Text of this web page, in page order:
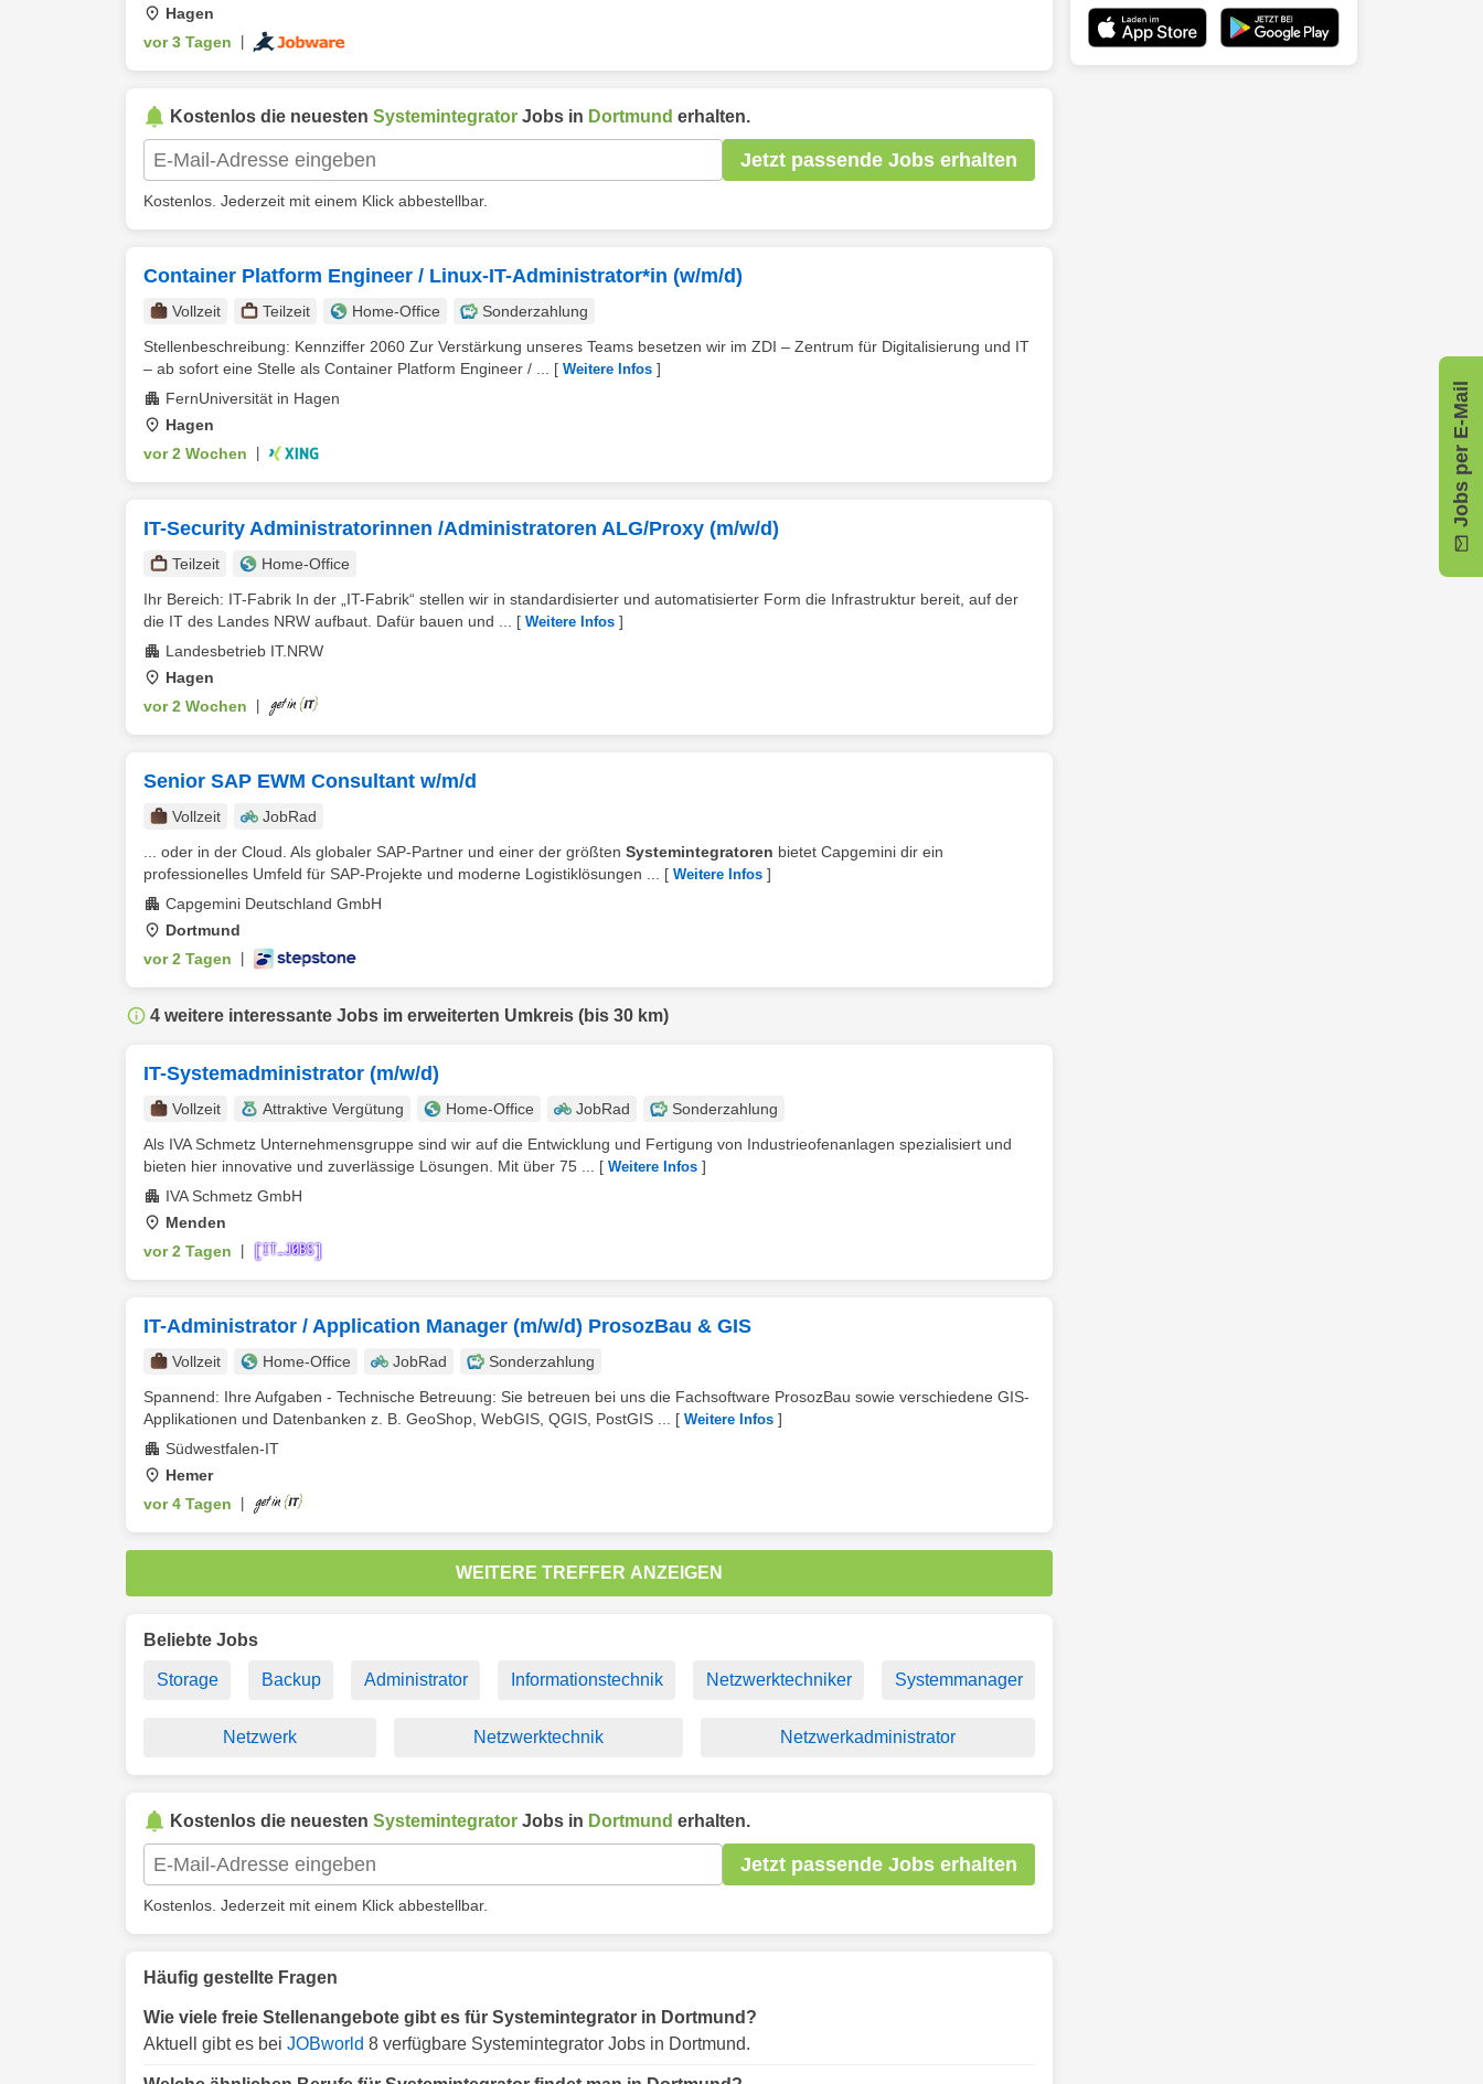
Hagen
vor 3 Tagen
Kostenlos die neuesten Systemintegrator Jobs in Dortmund erhalten.
Jetzt passende Jobs erhalten
Kostenlos. Jederzeit mit einem Klick abbestellbar.
Container Platform Engineer / Linux-IT-Administrator*in (w/m/d)
Vollzeit Teilzeit Home-Office
Sonderzahlung
Stellenbeschreibung: Kennziffer 2060 Zur Verstärkung unseres Teams besetzen wir im ZDI – Zentrum für Digitalisierung und IT
– ab sofort eine Stelle als Container Platform Engineer / ...
[ Weitere Infos ]
FernUniversität in Hagen
Hagen
vor 2 Wochen
IT-Security Administratorinnen /Administratoren ALG/Proxy (m/w/d)
Teilzeit
Home-Office
Ihr Bereich: IT-Fabrik In der „IT-Fabrik“ stellen wir in standardisierter und automatisierter Form die Infrastruktur bereit, auf der
die IT des Landes NRW aufbaut. Dafür bauen und ...
[ Weitere Infos ]
Landesbetrieb IT.NRW
Hagen
vor 2 Wochen
Senior SAP EWM Consultant w/m/d
Vollzeit
JobRad
... oder in der Cloud. Als globaler SAP-Partner und einer der größten Systemintegratoren bietet Capgemini dir ein
professionelles Umfeld für SAP-Projekte und moderne Logistiklösungen ...
[ Weitere Infos ]
Capgemini Deutschland GmbH
Dortmund
vor 2 Tagen
4 weitere interessante Jobs im erweiterten Umkreis (bis 30 km)
IT-Systemadministrator (m/w/d)
Vollzeit Attraktive Vergütung Home-Office JobRad
Sonderzahlung
Als IVA Schmetz Unternehmensgruppe sind wir auf die Entwicklung und Fertigung von Industrieofenanlagen spezialisiert und
bieten hier innovative und zuverlässige Lösungen. Mit über 75 ...
[ Weitere Infos ]
IVA Schmetz GmbH
Menden
vor 2 Tagen
IT-Administrator / Application Manager (m/w/d) ProsozBau & GIS
Vollzeit Home-Office JobRad
Sonderzahlung
Spannend: Ihre Aufgaben - Technische Betreuung: Sie betreuen bei uns die Fachsoftware ProsozBau sowie verschiedene GIS-
Applikationen und Datenbanken z. B. GeoShop, WebGIS, QGIS, PostGIS ...
[ Weitere Infos ]
Südwestfalen-IT
Hemer
vor 4 Tagen
WEITERE TREFFER ANZEIGEN
Beliebte Jobs
Storage Backup Administrator Informationstechnik Netzwerktechniker Systemmanager
Netzwerk Netzwerktechnik Netzwerkadministrator
Kostenlos die neuesten Systemintegrator Jobs in Dortmund erhalten.
Jetzt passende Jobs erhalten
Kostenlos. Jederzeit mit einem Klick abbestellbar.
Häufig gestellte Fragen
Wie viele freie Stellenangebote gibt es für Systemintegrator in Dortmund?
Aktuell gibt es bei JOBworld 8 verfügbare Systemintegrator Jobs in Dortmund.
Jobs per E-Mail